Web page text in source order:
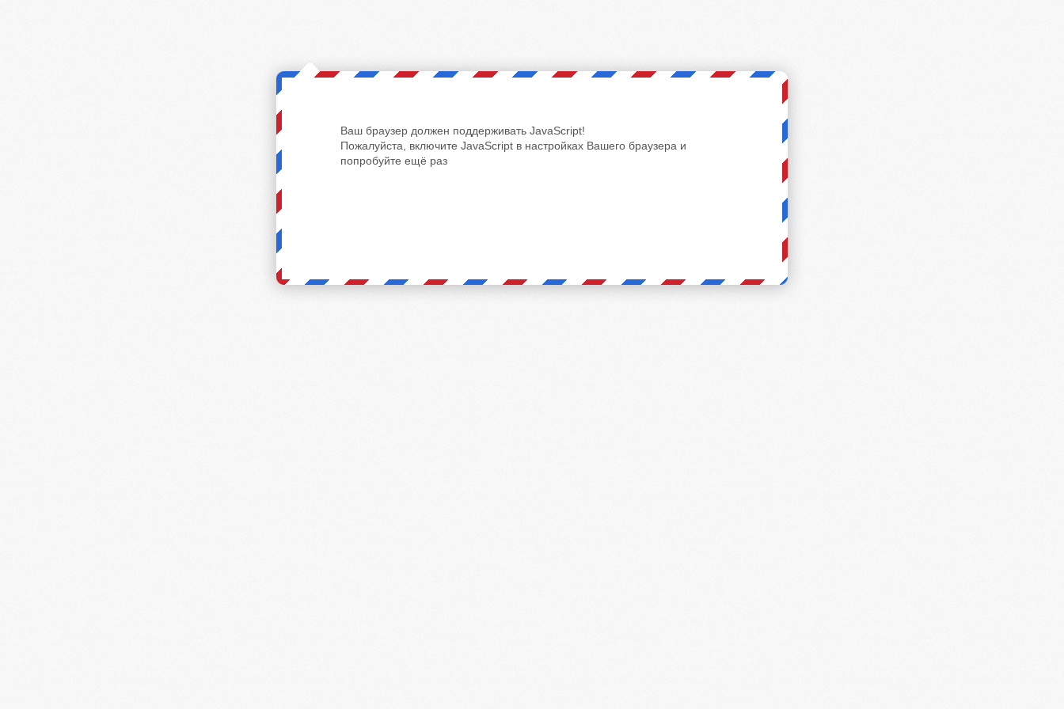
Ваш браузер должен поддерживать JavaScript!
Пожалуйста, включите JavaScript в настройках Вашего браузера и
попробуйте ещё раз